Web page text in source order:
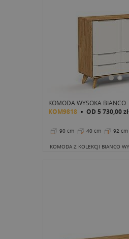
KOMODA WYSOKA BIANCO
KOM9818 OD 5 730,00 zł
90 cm 40 cm 92 cm